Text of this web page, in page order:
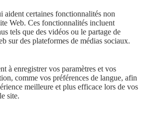
aident certaines fonctionnalités non
Web. Ces fonctionnalités incluent
tels que des vidéos ou le partage de
sur des plateformes de médias sociaux.
à enregistrer vos paramètres et vos
comme vos préférences de langue, afin
meilleure et plus efficace lors de vos
site.